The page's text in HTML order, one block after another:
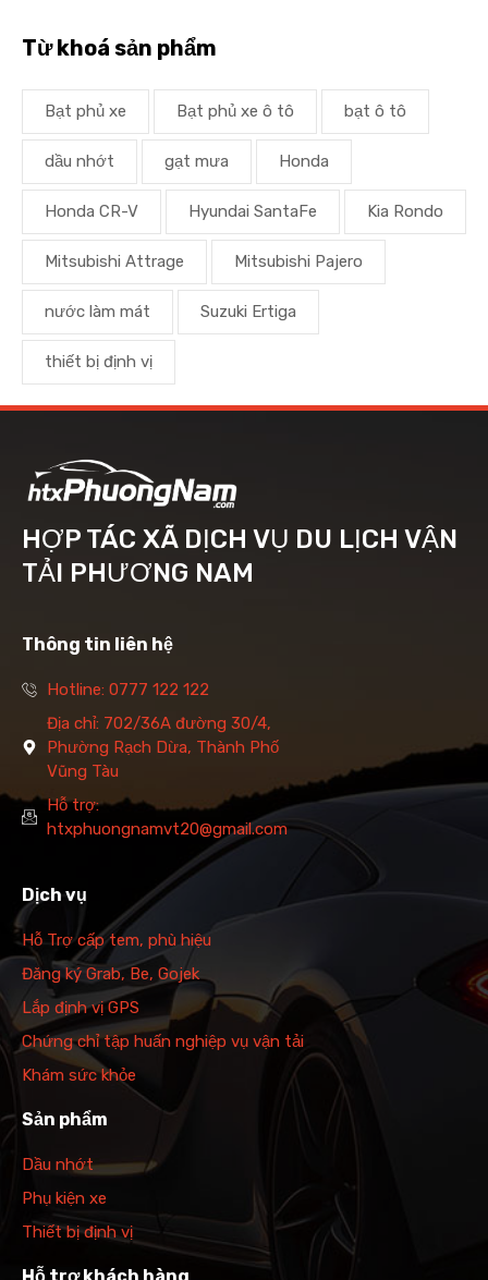
Từ khoá sản phẩm
Bạt phủ xe Bạt phủ xe ô tô bạt ô tô
dầu nhớt gạt mưa Honda
Honda CR-V Hyundai SantaFe Kia Rondo
Mitsubishi Attrage Mitsubishi Pajero
nước làm mát Suzuki Ertiga
thiết bị định vị
HỢP TÁC XÃ DỊCH VỤ DU LỊCH VẬN
TẢI PHƯƠNG NAM
Thông tin liên hệ
Hotline: 0777 122 122
Địa chỉ: 702/36A đường 30/4,
Phường Rạch Dừa, Thành Phố
Vũng Tàu
Hỗ trợ:
htxphuongnamvt20@gmail.com
Dịch vụ
Hỗ Trợ cấp tem, phù hiệu
Đăng ký Grab, Be, Gojek
Lắp định vị GPS
Chứng chỉ tập huấn nghiệp vụ vận tải
Khám sức khỏe
Sản phẩm
Dầu nhớt
Phụ kiện xe
Thiết bị định vị